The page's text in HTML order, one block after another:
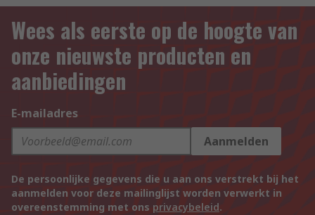
Wees als eerste op de hoogte van
onze nieuwste producten en
aanbiedingen
E-mailadres
Aanmelden
De persoonlijke gegevens die u aan ons verstrekt bij het
aanmelden voor deze mailinglijst worden verwerkt in
overeenstemming met ons privacybeleid.